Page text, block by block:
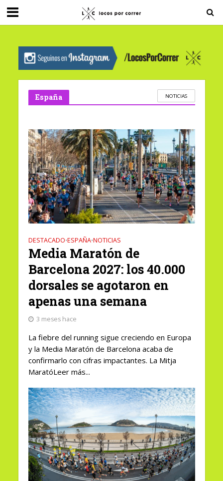
G-0X2PD3RFLV
España NOTICIAS
DESTACADO•ESPAÑA•NOTICIAS
Media Maratón de
Barcelona 2027: los 40.000
dorsales se agotaron en
apenas una semana
3 meses hace
La fiebre del running sigue creciendo en Europa
y la Media Maratón de Barcelona acaba de
confirmarlo con cifras impactantes. La Mitja
MaratóLeer más...